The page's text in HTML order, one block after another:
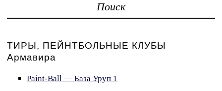
Поиск
ТИРЫ, ПЕЙНТБОЛЬНЫЕ КЛУБЫ
Армавира
Paint-Ball — База Уруп 1